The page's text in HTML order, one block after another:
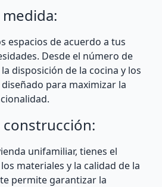
medida:
espacios de acuerdo a tus
Desde el número de
disposición de la cocina y los
para maximizar la
construcción:
unifamiliar, tienes el
materiales y la calidad de la
permite garantizar la